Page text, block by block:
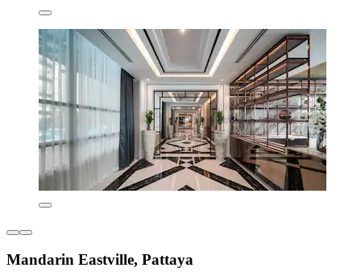
Mandarin Eastville, Pattaya